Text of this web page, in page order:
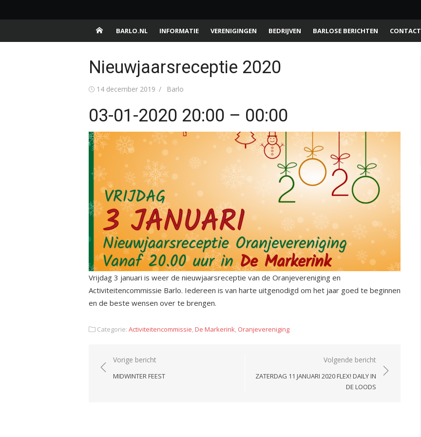
naar
inhoud
Barlo.nl
Buurtschap van de gemeente Aalten
BARLO.NL
INFORMATIE VERENIGINGEN BEDRIJVEN BARLOSE BERICHTEN CONTACT
Nieuwjaarsreceptie 2020
Gepubliceerd
14 december 2019 Auteur
Barlo
03-01-2020 20:00 – 00:00
Vrijdag 3 januari is weer de nieuwjaarsreceptie van de Oranjevereniging en
Activiteitencommissie Barlo. Iedereen is van harte uitgenodigd om het jaar goed te beginnen
en de beste wensen over te brengen.
Categorie: Activiteitencommissie,De Markerink, Oranjevereniging
Bericht
navigatie
Vorige bericht
MIDWINTER FEEST
Volgende bericht
ZATERDAG 11 JANUARI 2020 FLEX! DAILY IN
DE LOODS